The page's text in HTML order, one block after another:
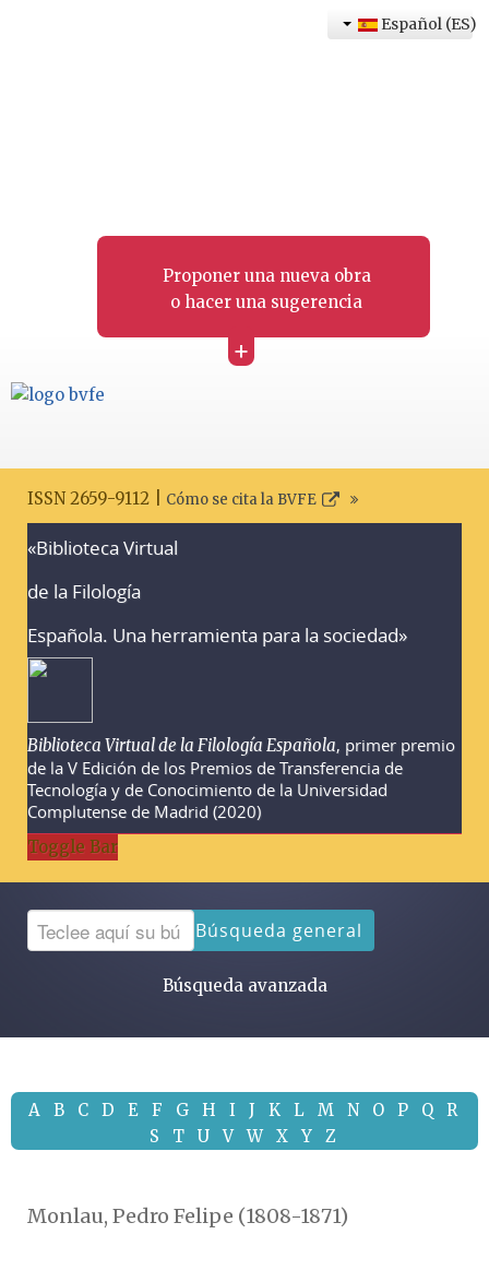
Proponer una nueva obra
o hacer una sugerencia
+
Español (ES)
ISSN 2659-9112 | Cómo se cita la BVFE
«Biblioteca Virtual
de la Filología
Española. Una herramienta para la sociedad»
Biblioteca Virtual de la Filología Española, primer premio
de la V Edición de los Premios de Transferencia de
Tecnología y de Conocimiento de la Universidad
Complutense de Madrid (2020)
Toggle Bar
Búsqueda general
Búsqueda avanzada
A B C D E F G H I J K L M N O P Q
R
S
T U V W X Y Z
Monlau, Pedro Felipe (1808-1871)